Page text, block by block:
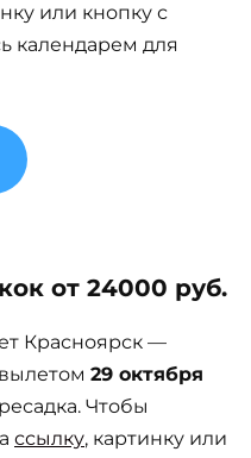
или кнопку с
календарем для
от 24000 руб.
Красноярск —
29 октября
Чтобы
ссылку, картинку или